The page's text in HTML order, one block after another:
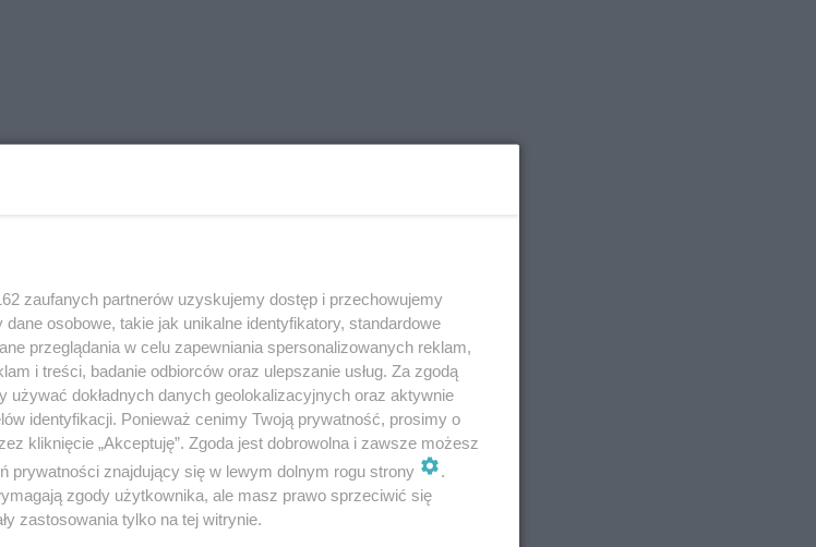
się do dwóch altanek ogrodowych.
zaufanych partnerów uzyskujemy dostęp i przechowujemy
osobowe, takie jak unikalne identyfikatory, standardowe
przeglądania w celu zapewniania spersonalizowanych reklam,
i treści, badanie odbiorców oraz ulepszanie usług. Za zgodą
dokładnych danych geolokalizacyjnych oraz aktywnie
identyfikacji. Ponieważ cenimy Twoją prywatność, prosimy o
kliknięcie „Akceptuję”. Zgoda jest dobrowolna i zawsze możesz
prywatności znajdujący się w lewym dolnym rogu strony
.
zgody użytkownika, ale masz prawo sprzeciwić się
zastosowania tylko na tej witrynie.